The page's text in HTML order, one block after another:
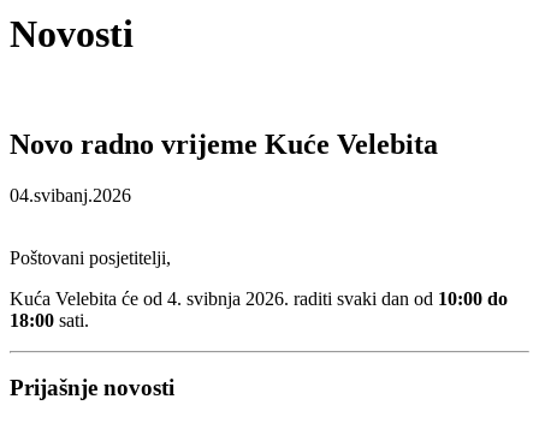
Novosti
Novo radno vrijeme Kuće Velebita
04.svibanj.2026
Poštovani posjetitelji,
Kuća Velebita će od 4. svibnja 2026. raditi svaki dan od 10:00 do
18:00 sati.
Prijašnje novosti